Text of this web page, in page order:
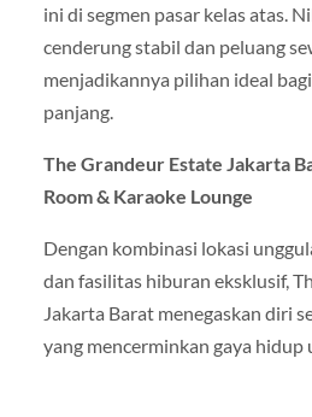
ini di segmen pasar kelas atas.
cenderung stabil dan peluang
menjadikannya pilihan ideal
panjang.
The Grandeur Estate Jakarta
Room & Karaoke Lounge
Dengan kombinasi lokasi
dan fasilitas hiburan eksklusif,
Jakarta Barat menegaskan diri
yang mencerminkan gaya hidup